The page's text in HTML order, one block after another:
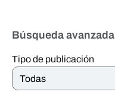
Búsqueda avanzada
Tipo de publicación